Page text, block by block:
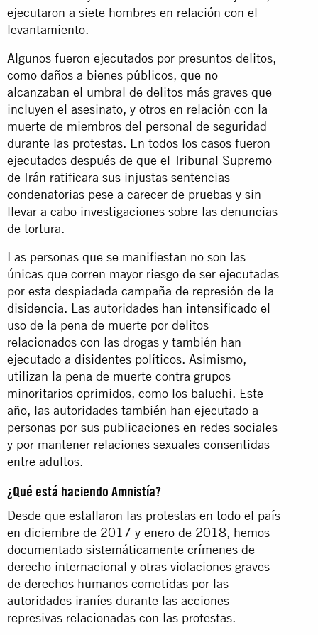
ejecutaron a siete hombres en relación con el
levantamiento.
Algunos fueron ejecutados por presuntos delitos,
como daños a bienes públicos, que no
alcanzaban el umbral de delitos más graves que
incluyen el asesinato, y otros en relación con la
muerte de miembros del personal de seguridad
durante las protestas. En todos los casos fueron
ejecutados después de que el Tribunal Supremo
de Irán ratificara sus injustas sentencias
condenatorias pese a carecer de pruebas y sin
llevar a cabo investigaciones sobre las denuncias
de tortura.
Las personas que se manifiestan no son las
únicas que corren mayor riesgo de ser ejecutadas
por esta despiadada campaña de represión de la
disidencia. Las autoridades han intensificado el
uso de la pena de muerte por delitos
relacionados con las drogas y también han
ejecutado a disidentes políticos. Asimismo,
utilizan la pena de muerte contra grupos
minoritarios oprimidos, como los baluchi. Este
año, las autoridades también han ejecutado a
personas por sus publicaciones en redes sociales
y por mantener relaciones sexuales consentidas
entre adultos.
¿Qué está haciendo Amnistía?
Desde que estallaron las protestas en todo el país
en diciembre de 2017 y enero de 2018, hemos
documentado sistemáticamente crímenes de
derecho internacional y otras violaciones graves
de derechos humanos cometidas por las
autoridades iraníes durante las acciones
represivas relacionadas con las protestas.